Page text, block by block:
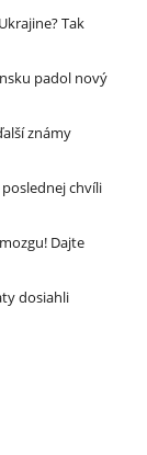
Tak
padol nový
známy
poslednej chvíli
Dajte
dosiahli